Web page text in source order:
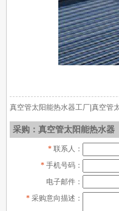
真空管太阳能热水器工厂|真空管
采购：真空管太阳能热水器
* 联系人：
* 手机号码：
电子邮件：
* 采购意向描述：